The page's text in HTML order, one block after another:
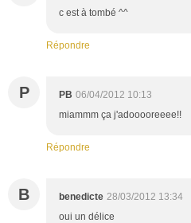
c est à tombé ^^
Répondre
P PB 06/04/2012 10:13
miammm ça j'adooooreeee!!
Répondre
B benedicte 28/03/2012 13:34
oui un délice